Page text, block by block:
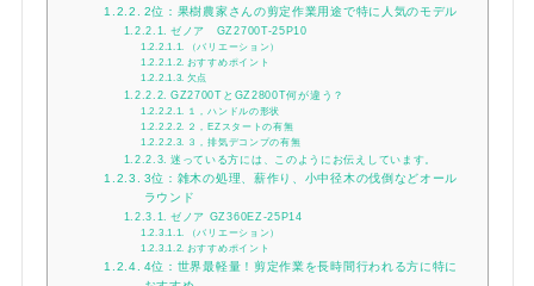
メールでのお問い合わせ
info@agriz.net
FAXでのご注文
0739-72-453224時間受付
2位：果樹農家さんの剪定作業用途で特に人気のモデル
ゼノア GZ2700T-25P10
（バリエーション）
おすすめポイント
欠点
GZ2700TとGZ2800T何が違う？
１，ハンドルの形状
２，EZスタートの有無
３，排気デコンプの有無
迷っている方には、このようにお伝えしています。
3位：雑木の処理、薪作り、小中径木の伐倒などオール
ラウンド
ゼノア GZ360EZ-25P14
（バリエーション）
おすすめポイント
4位：世界最軽量！剪定作業を長時間行われる方に特に